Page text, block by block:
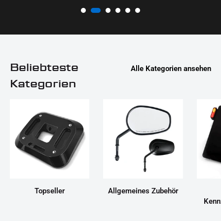
Beliebteste
Kategorien
Alle Kategorien ansehen
Topseller
Allgemeines Zubehör